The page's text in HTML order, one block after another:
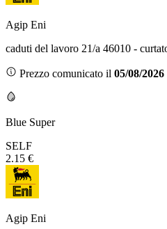
Agip Eni
caduti del lavoro 21/a 46010 -
Prezzo comunicato il 05/08/2026
Blue Super
SELF
2.15 €
Agip Eni